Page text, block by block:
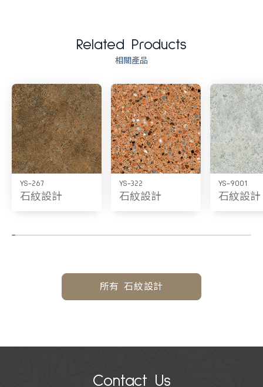
Related Products
相關產品
YS-267
石紋設計
YS-322
石紋設計
YS-9001
石紋設計
所有 石紋設計
Contact Us